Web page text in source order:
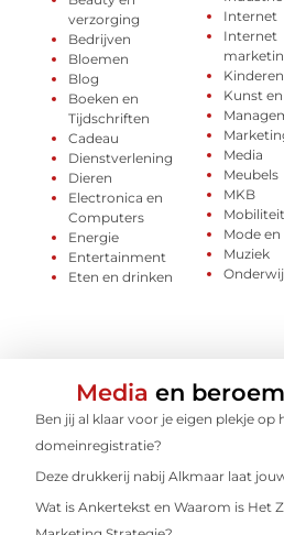
verzorging
Bedrijven
Bloemen
Blog
Boeken en
Tijdschriften
Cadeau
Dienstverlening
Dieren
Electronica en
Computers
Energie
Entertainment
Eten en drinken
Internet
Internet
Kinderen
Kunst
Media
Meubels
MKB
Mobiliteit
Mode
Muziek
Media en
Ben jij al klaar voor je eigen plekje
domeinregistratie?
Deze drukkerij nabij Alkmaar laat
Wat is Ankertekst en Waarom is Het